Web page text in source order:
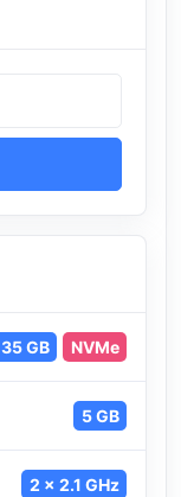
35 GB NVMe
5 GB
2 x 2.1 GHz